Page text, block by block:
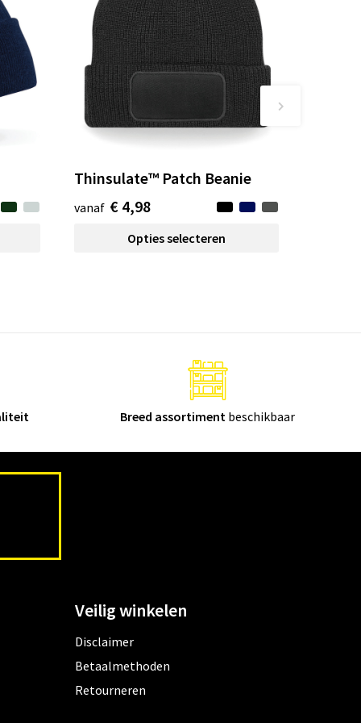
Thinsulate™ Patch Beanie
vanaf € 4,98
Opties selecteren
Breed assortiment beschikbaar
Veilig winkelen
Disclaimer
Betaalmethoden
Retourneren